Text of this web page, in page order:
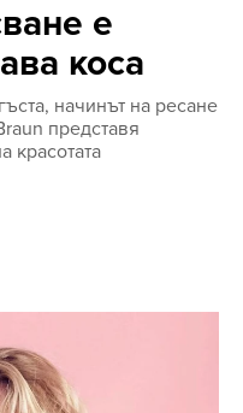
е
коса
начинът на ресане
представя
красотата